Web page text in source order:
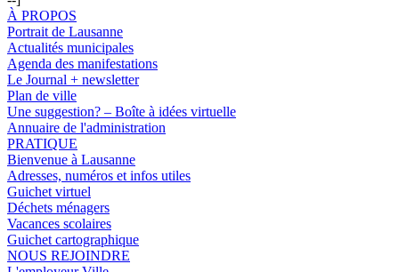
À PROPOS
Portrait de Lausanne
Actualités municipales
Agenda des manifestations
Le Journal + newsletter
Plan de ville
Une suggestion? – Boîte à idées virtuelle
Annuaire de l'administration
PRATIQUE
Bienvenue à Lausanne
Adresses, numéros et infos utiles
Guichet virtuel
Déchets ménagers
Vacances scolaires
Guichet cartographique
NOUS REJOINDRE